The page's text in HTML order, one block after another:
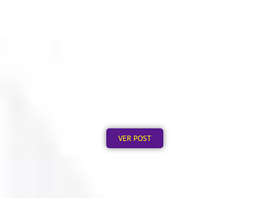
Publicado em: 2 de agosto de 2026
VER POST